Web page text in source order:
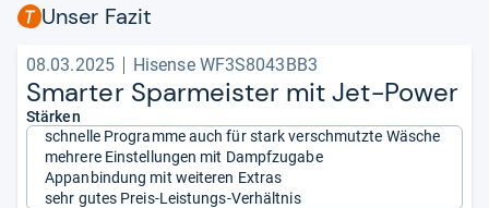
Unser Fazit
08.03.2025 Hisense WF3S8043BB3
Smar­ter Spar­meis­ter mit Jet-​Power
Stärken
schnelle Programme auch für stark verschmutzte Wäsche
mehrere Einstellungen mit Dampfzugabe
Appanbindung mit weiteren Extras
sehr gutes Preis-Leistungs-Verhältnis